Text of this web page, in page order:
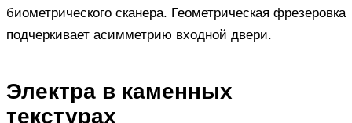
биометрического сканера. Геометрическая фрезеровка
подчеркивает асимметрию входной двери.
Электра в каменных
текстурах